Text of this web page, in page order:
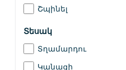
Շպինել
Տեսակ
Տղամարդու
Կանացի